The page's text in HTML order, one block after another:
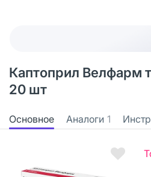
Каптоприл Велфарм
20 шт
Основное Аналоги 1